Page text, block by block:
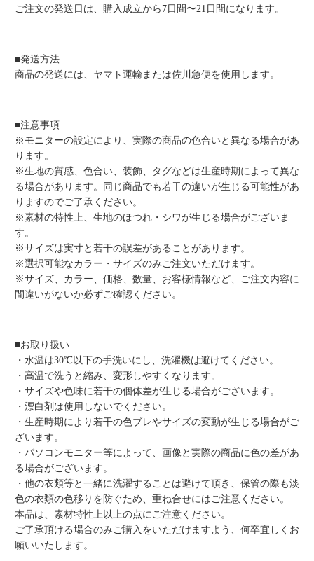
ご注文の発送日は、購入成立から7日間〜21日間になります。
■発送方法
商品の発送には、ヤマト運輸または佐川急便を使用します。
■注意事項
※モニターの設定により、実際の商品の色合いと異なる場合があ
ります。
※生地の質感、色合い、装飾、タグなどは生産時期によって異な
る場合があります。同じ商品でも若干の違いが生じる可能性があ
りますのでご了承ください。
※素材の特性上、生地のほつれ・シワが生じる場合がございま
す。
※サイズは実寸と若干の誤差があることがあります。
※選択可能なカラー・サイズのみご注文いただけます。
※サイズ、カラー、価格、数量、お客様情報など、ご注文内容に
間違いがないか必ずご確認ください。
■お取り扱い
・水温は30℃以下の手洗いにし、洗濯機は避けてください。
・高温で洗うと縮み、変形しやすくなります。
・サイズや色味に若干の個体差が生じる場合がございます。
・漂白剤は使用しないでください。
・生産時期により若干の色ブレやサイズの変動が生じる場合がご
ざいます。
・パソコンモニター等によって、画像と実際の商品に色の差があ
る場合がございます。
・他の衣類等と一緒に洗濯することは避けて頂き、保管の際も淡
色の衣類の色移りを防ぐため、重ね合せにはご注意ください。
本品は、素材特性上以上の点にご注意ください。
ご了承頂ける場合のみご購入をいただけますよう、何卒宜しくお
願いいたします。